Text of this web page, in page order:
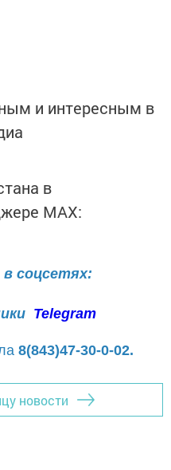
и интересным в
в
MАХ:
соцсетях:
Telegram
8(843)47-30-0-02.
новости